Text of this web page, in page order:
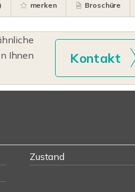
merken Broschüre
Ihnen
Kontakt
Zustand